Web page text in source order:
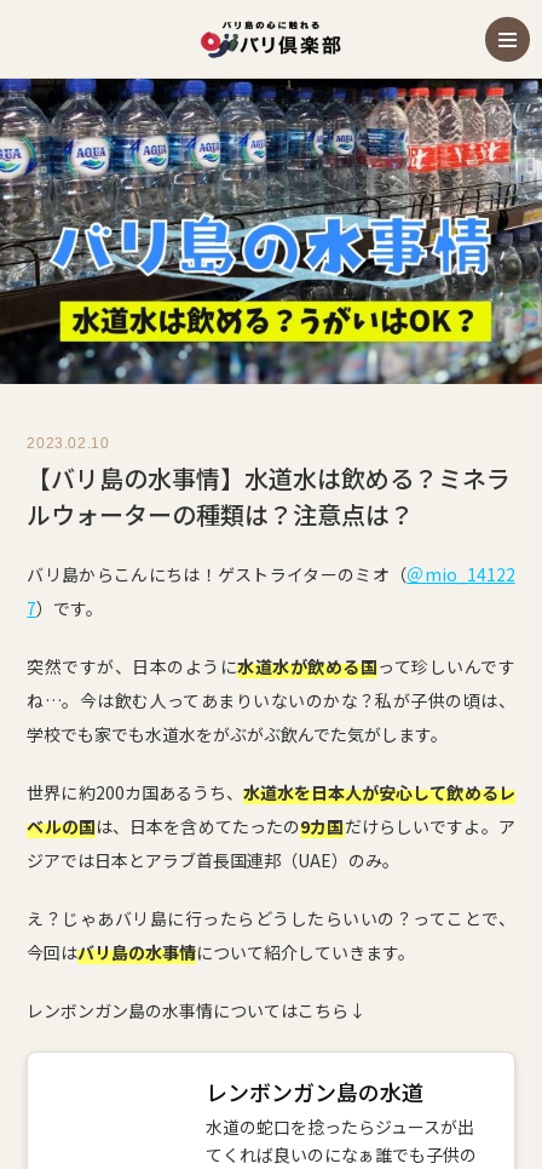
2023.02.10
【バリ島の水事情】水道水は飲める？ミネラ
ルウォーターの種類は？注意点は？
バリ島からこんにちは！ゲストライターのミオ（＠mio_14122
7）です。
突然ですが、日本のように水道水が飲める国って珍しいんです
ね…。今は飲む人ってあまりいないのかな？私が子供の頃は、
学校でも家でも水道水をがぶがぶ飲んでた気がします。
世界に約200カ国あるうち、 水道水を日本人が安心して飲めるレ
ベルの国は、日本を含めてたったの9カ国だけらしいですよ。ア
ジアでは日本とアラブ首長国連邦（UAE）のみ。
え？じゃあバリ島に行ったらどうしたらいいの？ってことで、
今回はバリ島の水事情について紹介していきます。
レンボンガン島の水事情についてはこちら↓
レンボンガン島の水道
水道の蛇口を捻ったらジュースが出
てくれば良いのになぁ誰でも子供の